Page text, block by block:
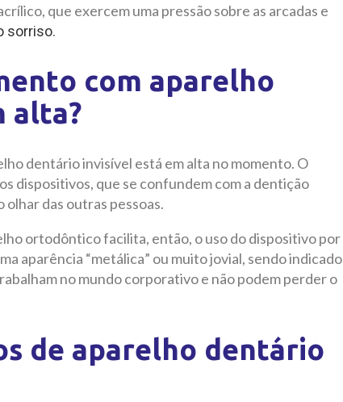
que exercem uma pressão sobre as arcadas e
sorriso.
com aparelho
alta?
dentário invisível está em alta no momento. O
dispositivos, que se confundem com a dentição
das outras pessoas.
ortodôntico facilita, então, o uso do dispositivo por
aparência “metálica” ou muito jovial, sendo indicado
no mundo corporativo e não podem perder o
de aparelho dentário